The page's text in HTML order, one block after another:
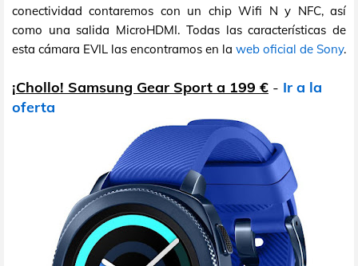
conectividad contaremos con un chip Wifi N y NFC, así
como una salida MicroHDMI. Todas las características de
esta cámara EVIL las encontramos en la web oficial de Sony.
¡Chollo! Samsung Gear Sport a 199 € - Ir a la
oferta